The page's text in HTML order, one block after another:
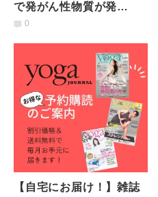
で発がん性物質が発
生？】安心で美味しい
0
【自宅にお届け！】雑誌